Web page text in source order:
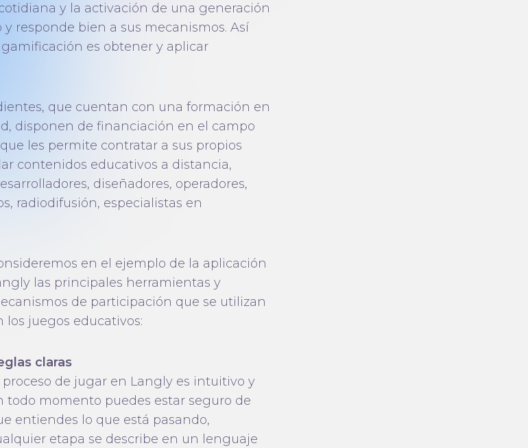
y la activación de una generación
responde bien a sus mecanismos. Así
es obtener y aplicar
que cuentan con una formación en
disponen de financiación en el campo
les permite contratar a sus propios
contenidos educativos a distancia,
diseñadores, operadores,
radiodifusión, especialistas en
en el ejemplo de la aplicación
las principales herramientas y
de participación que se utilizan
los juegos educativos:
claras
proceso de jugar en Langly es intuitivo y
todo momento puedes estar seguro de
entiendes lo que está pasando,
etapa se describe en un lenguaje